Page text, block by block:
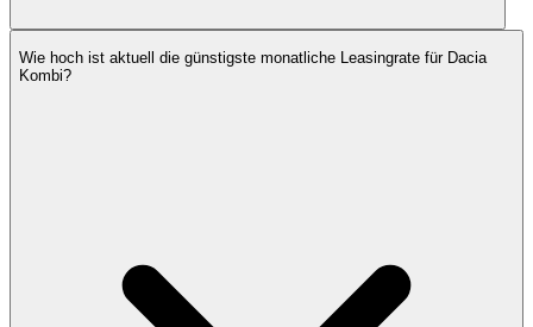
Wie hoch ist aktuell die günstigste monatliche Leasingrate für Dacia
Kombi?